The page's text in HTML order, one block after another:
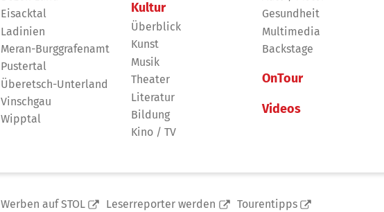
Eisacktal
Ladinien
Meran-Burggrafenamt
Pustertal
Überetsch-Unterland
Vinschgau
Wipptal
Kultur
Überblick
Kunst
Musik
Theater
Literatur
Bildung
Kino / TV
Gesundheit
Multimedia
Backstage
OnTour
Videos
Werben auf STOL Leserreporter werden Tourentipps